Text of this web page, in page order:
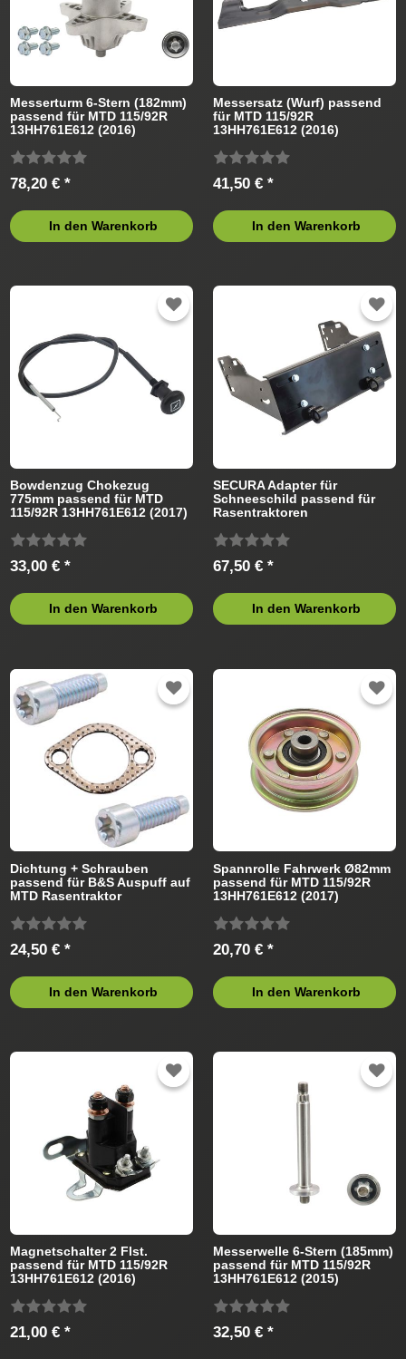
Messerturm 6-Stern (182mm)
passend für MTD 115/92R
13HH761E612 (2016)
78,20 € *
In den Warenkorb
Messersatz (Wurf) passend
für MTD 115/92R
13HH761E612 (2016)
41,50 € *
In den Warenkorb
Bowdenzug Chokezug
775mm passend für MTD
115/92R 13HH761E612 (2017)
33,00 € *
In den Warenkorb
SECURA Adapter für
Schneeschild passend für
Rasentraktoren
67,50 € *
In den Warenkorb
Dichtung + Schrauben
passend für B&S Auspuff auf
MTD Rasentraktor
24,50 € *
In den Warenkorb
Spannrolle Fahrwerk Ø82mm
passend für MTD 115/92R
13HH761E612 (2017)
20,70 € *
In den Warenkorb
Magnetschalter 2 Flst.
passend für MTD 115/92R
13HH761E612 (2016)
21,00 € *
Messerwelle 6-Stern (185mm)
passend für MTD 115/92R
13HH761E612 (2015)
32,50 € *